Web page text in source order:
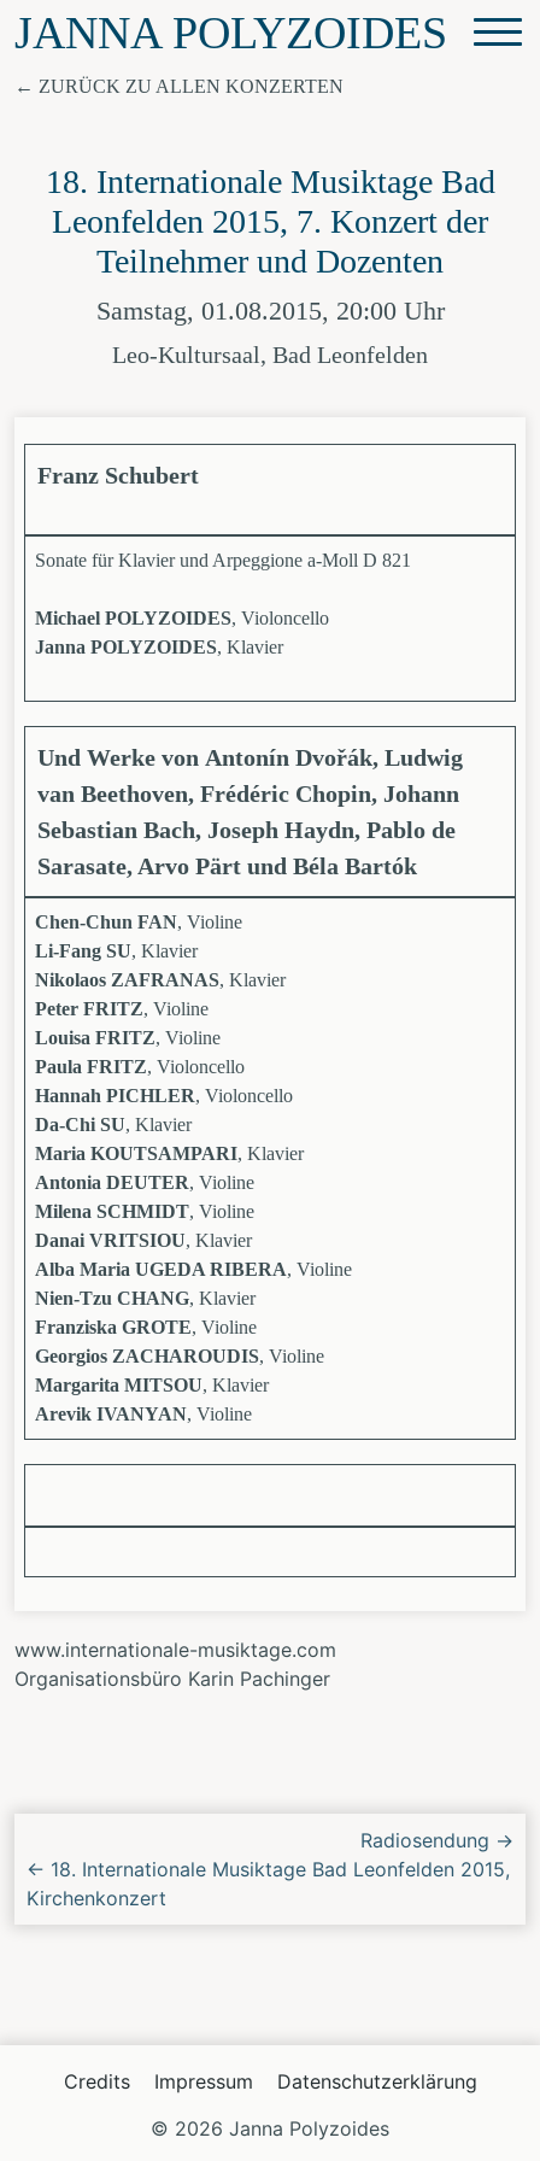
JANNA POLYZOIDES
ZURÜCK ZU ALLEN KONZERTEN
18. Internationale Musiktage Bad
Leonfelden 2015, 7. Konzert der
Teilnehmer und Dozenten
Samstag, 01.08.2015, 20:00 Uhr
Leo-Kultursaal, Bad Leonfelden
Franz Schubert
Sonate für Klavier und Arpeggione a-Moll D 821
Michael POLYZOIDES, Violoncello
Janna POLYZOIDES, Klavier
Und Werke von Antonín Dvořák, Ludwig
van Beethoven, Frédéric Chopin, Johann
Sebastian Bach, Joseph Haydn, Pablo de
Sarasate, Arvo Pärt und Béla Bartók
Chen-Chun FAN, Violine
Li-Fang SU, Klavier
Nikolaos ZAFRANAS, Klavier
Peter FRITZ, Violine
Louisa FRITZ, Violine
Paula FRITZ, Violoncello
Hannah PICHLER, Violoncello
Da-Chi SU, Klavier
Maria KOUTSAMPARI, Klavier
Antonia DEUTER, Violine
Milena SCHMIDT, Violine
Danai VRITSIOU, Klavier
Alba Maria UGEDA RIBERA, Violine
Nien-Tzu CHANG, Klavier
Franziska GROTE, Violine
Georgios ZACHAROUDIS, Violine
Margarita MITSOU, Klavier
Arevik IVANYAN, Violine
www.internationale-musiktage.com
Organisationsbüro Karin Pachinger
Konzert
Radiosendung →
← 18. Internationale Musiktage Bad Leonfelden 2015,
Kirchenkonzert
Credits Impressum
Datenschutzerklärung
© 2026 Janna Polyzoides